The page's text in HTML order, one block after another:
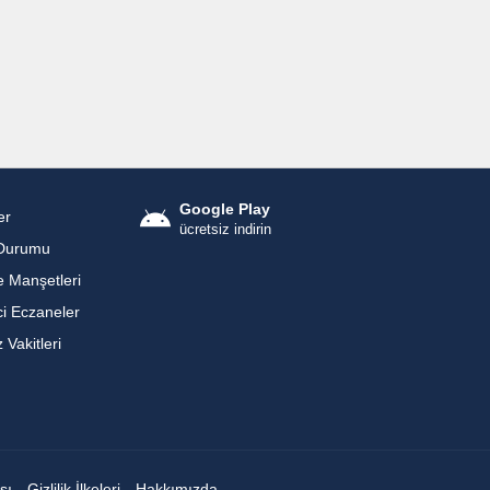
Manşetleri
Eczaneler
Vakitleri
Google Play
ücretsiz indirin